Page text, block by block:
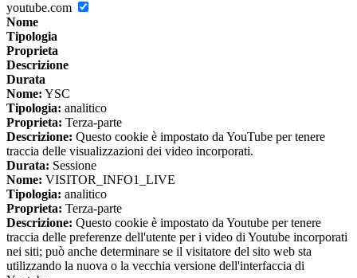
youtube.com
Nome
Tipologia
Proprieta
Descrizione
Durata
Nome: YSC
Tipologia: analitico
Proprieta: Terza-parte
Descrizione: Questo cookie è impostato da YouTube per tenere
traccia delle visualizzazioni dei video incorporati.
Durata: Sessione
Nome: VISITOR_INFO1_LIVE
Tipologia: analitico
Proprieta: Terza-parte
Descrizione: Questo cookie è impostato da Youtube per tenere
traccia delle preferenze dell'utente per i video di Youtube incorporati
nei siti; può anche determinare se il visitatore del sito web sta
utilizzando la nuova o la vecchia versione dell'interfaccia di